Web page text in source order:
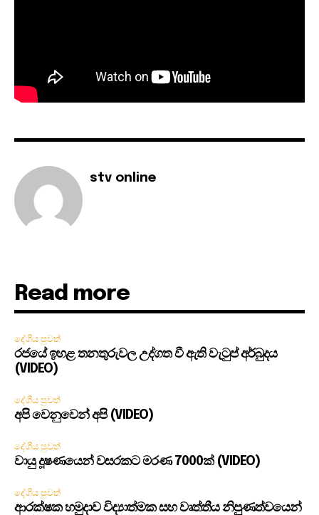
stv online
Read more
දේශීය පුවත්
රජයේ ඉහළ තනතුරුවල උද්ගත වී ඇති වැටුප් අර්බුදය
(VIDEO)
දේශීය පුවත්
අපි වෙනුවෙන් අපි (VIDEO)
දේශීය පුවත්
වායු දූෂණයෙන් වසරකට මරණ 7000ක් (VIDEO)
දේශීය පුවත්
ආරක්ෂක හමුදාව විද්‍යාත්මක සහ වෘත්තීය නිපුණත්වයෙන්